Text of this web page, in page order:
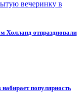
Холланд отпраздновали
популярность